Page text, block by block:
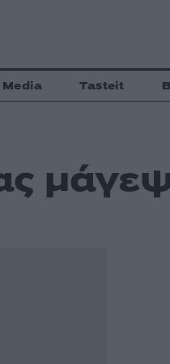
Media Tasteit